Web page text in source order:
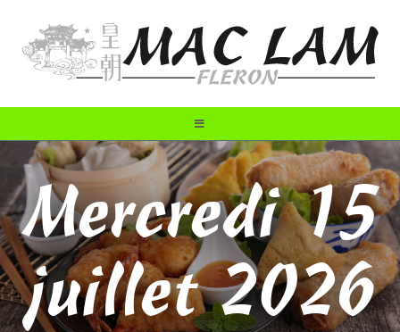
Mercredi 15
juillet 2026